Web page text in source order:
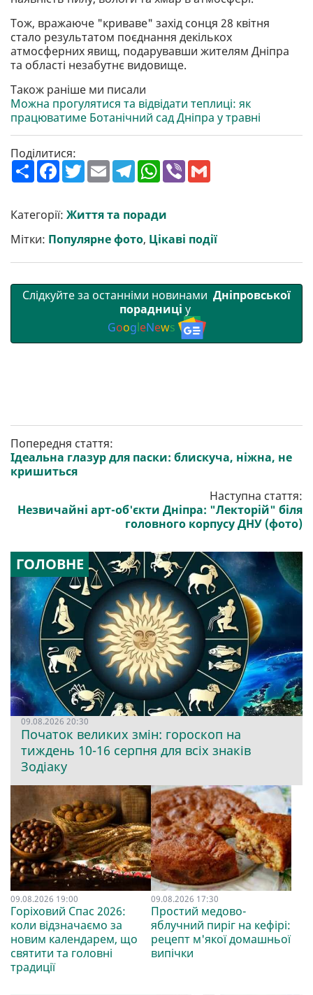
Тож, вражаюче "криваве" захід сонця 28 квітня
стало результатом поєднання декількох
атмосферних явищ, подарувавши жителям Дніпра
та області незабутнє видовище.
Також раніше ми писали
Можна прогулятися та відвідати теплиці: як
працюватиме Ботанічний сад Дніпра у травні
Поділитися:
П
о
р
и
т
и
F
a
b
o
o
k
T
w
t
e
r
E
m
l
T
e
g
r
a
m
W
h
s
A
p
p
V
Категорії: Життя та поради
Мітки: Популярне фото, Цікаві події
Слідкуйте за останніми новинами Дніпровської
порадниці у
GoogleNews
Попередня стаття:
Ідеальна глазур для паски: блискуча, ніжна, не
кришиться
Наступна стаття:
Незвичайні арт-об'єкти Дніпра: "Лекторій" біля
головного корпусу ДНУ (фото)
ГОЛОВНЕ
09.08.2026 20:30
Початок великих змін: гороскоп на
тиждень 10-16 серпня для всіх знаків
Зодіаку
09.08.2026 19:00
Горіховий Спас 2026:
коли відзначаємо за
новим календарем, що
святити та головні
традиції
09.08.2026 17:30
Простий медово-
яблучний пиріг на кефірі:
рецепт м'якої домашньої
випічки